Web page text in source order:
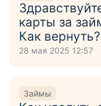
карты за
Как вернуть?
28 мая 2025 12:57
Займы